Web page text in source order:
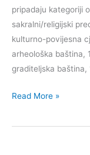
pripadaju kategoriji
sakralni/religijski
kulturno-povijesna
arheološka baština,
graditeljska baština,
Kulturna
grada
Read More »